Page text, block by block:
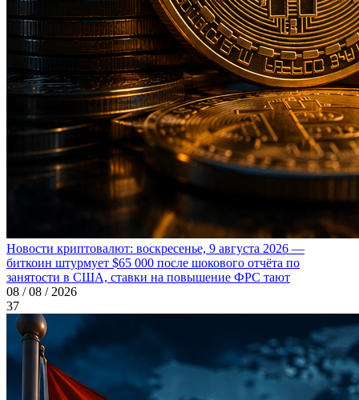
Новости криптовалют: воскресенье, 9 августа 2026 —
биткоин штурмует $65 000 после шокового отчёта по
занятости в США, ставки на повышение ФРС тают
08 / 08 / 2026
37